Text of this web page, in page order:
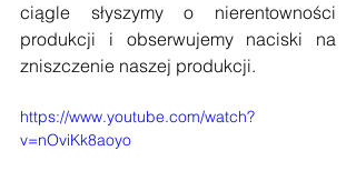
ciągle słyszymy o nierentowności
produkcji i obserwujemy naciski na
zniszczenie naszej produkcji.
https://www.youtube.com/watch?
v=nOviKk8aoyo